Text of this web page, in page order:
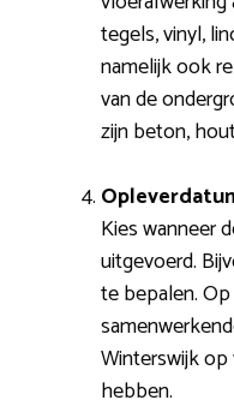
tegels, vinyl,
namelijk ook
van de
zijn beton,
Kies wanneer
uitgevoerd.
te bepalen.
Winterswijk
hebben.